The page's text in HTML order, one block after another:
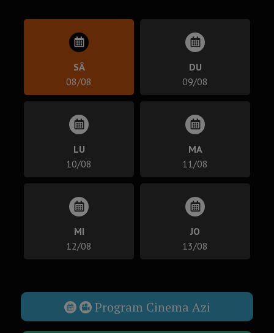
SÂ
08/08
DU
09/08
LU
10/08
MA
11/08
MI
12/08
JO
13/08
Program Cinema Azi